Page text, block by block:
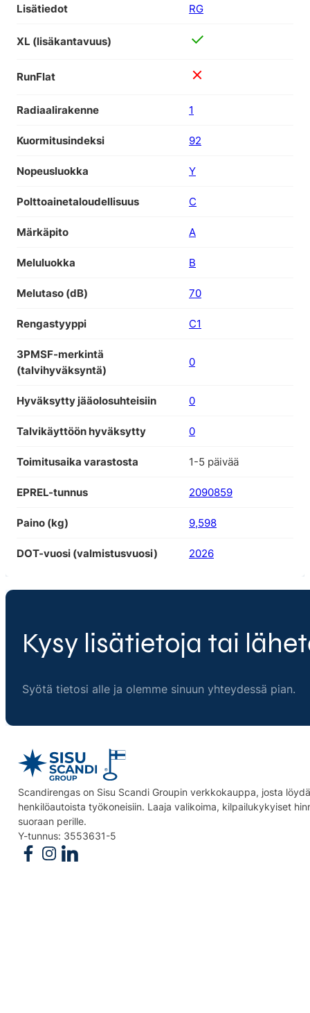
Lisätiedot RG
XL (lisäkantavuus)
RunFlat
Radiaalirakenne 1
Kuormitusindeksi 92
Nopeusluokka Y
Polttoainetaloudellisuus C
Märkäpito A
Meluluokka B
Melutaso (dB) 70
Rengastyyppi C1
3PMSF-merkintä
(talvihyväksyntä)
0
Hyväksytty jääolosuhteisiin 0
Talvikäyttöön hyväksytty 0
Toimitusaika varastosta 1-5 päivää
EPREL-tunnus 2090859
Paino (kg) 9,598
DOT-vuosi (valmistusvuosi) 2026
Kysy lisätietoja tai
Syötä tietosi alle ja olemme sinuun yhteydessä pian.
Scandirengas on Sisu Scandi Groupin verkkokauppa, josta
henkilöautoista työkoneisiin. Laaja valikoima, kilpailukykyiset
suoraan perille.
Y-tunnus: 3553631-5
Follow us on Facebook
Follow us on Instagram
Follow us on Linkedin